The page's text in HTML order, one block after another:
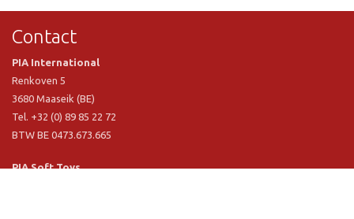
Contact
PIA International
Renkoven 5
3680 Maaseik (BE)
Tel. +32 (0) 89 85 22 72
BTW BE 0473.673.665
PIA Soft Toys